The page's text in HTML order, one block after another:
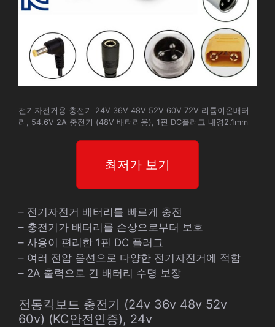
전기자전거용 충전기 24V 36V 48V 52V 60V 72V 리튬이온배터
리, 54.6V 2A 충전기 (48V 배터리용), 1핀 DC플러그 내경2.1mm
최저가 보기
– 전기자전거 배터리를 빠르게 충전
– 충전기가 배터리를 손상으로부터 보호
– 사용이 편리한 1핀 DC 플러그
– 여러 전압 옵션으로 다양한 전기자전거에 적합
– 2A 출력으로 긴 배터리 수명 보장
전동킥보드 충전기 (24v 36v 48v 52v
60v) (KC안전인증), 24v